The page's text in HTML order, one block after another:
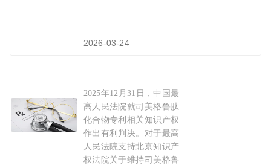
2026-03-24
中国最高人民法院就司美格鲁肽
2025年12月31日，中国最
高人民法院就司美格鲁肽
化合物专利相关知识产权
作出有利判决。对于最高
人民法院支持北京知识产
权法院关于维持司美格鲁